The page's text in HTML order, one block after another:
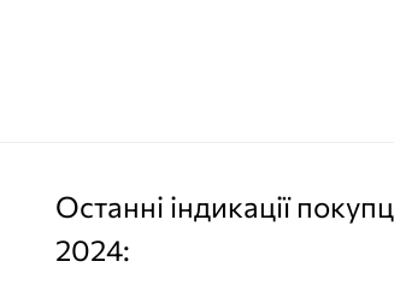
Останні індикації
2024: